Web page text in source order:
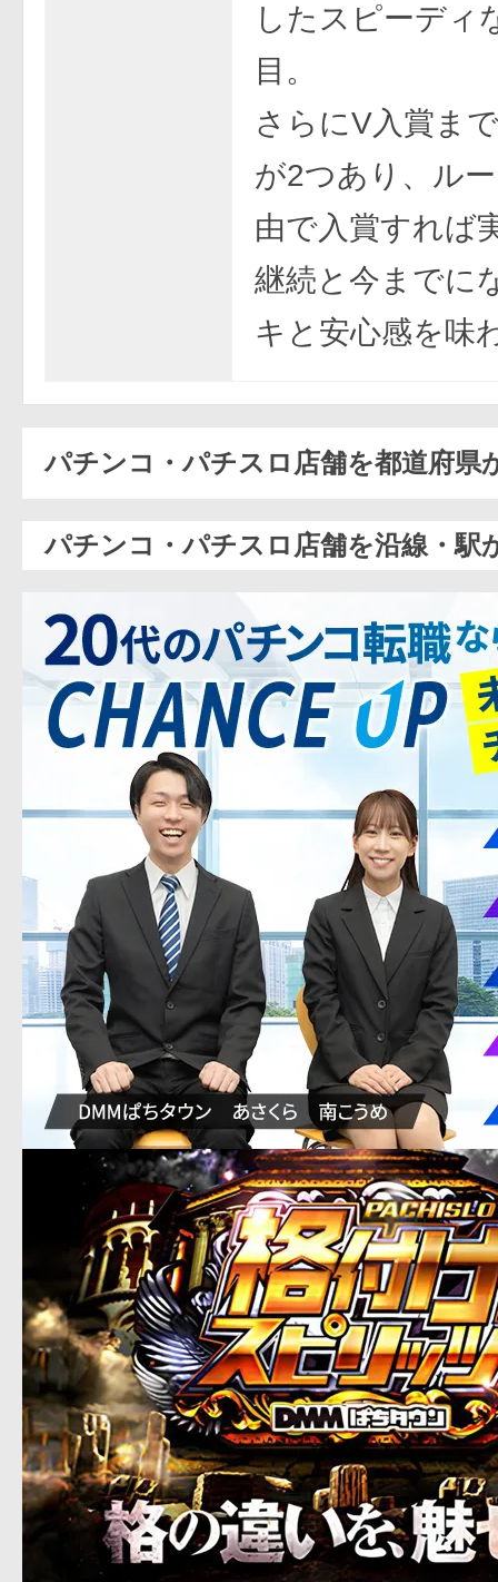
したスピーディ
目。
さらにV入賞ま
が2つあり、ル
由で入賞すれば
継続と今までに
キと安心感を味
パチンコ・パチスロ店舗を都道府県
パチンコ・パチスロ店舗を沿線・駅